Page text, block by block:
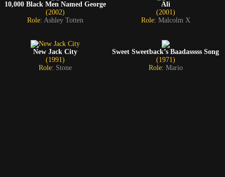
10,000 Black Men Named George
(2002)
Role:Ashley Totten
Ali
(2001)
Role:Malcolm X
New Jack City
(1991)
Role:Stone
Sweet Sweetback’s Baadasssss Song
(1971)
Role:Mario